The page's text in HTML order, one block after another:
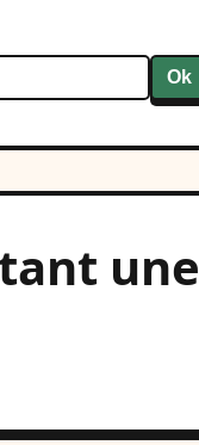
Ok
une